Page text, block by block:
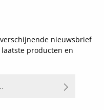
nieuwsbrief
producten en